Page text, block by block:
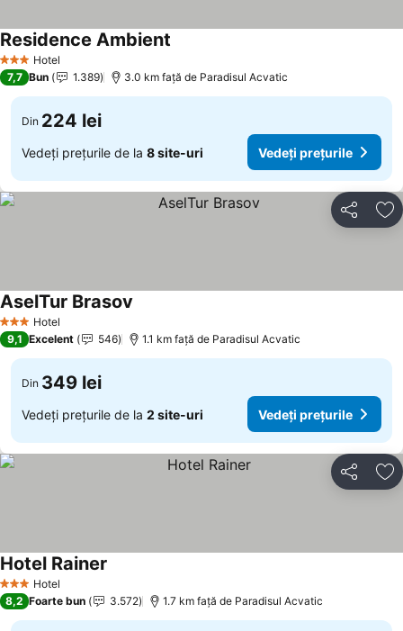
3 SteleHotel
Residence Ambient
7,7 Bun 1.389 3.0 km faţă de Paradisul Acvatic
Din 224 lei
Vedeți prețurile de la 8 site-uri Vedeți prețurile
Distribuiți
3 SteleHotel
AselTur Brasov
9,1 Excelent 546 1.1 km faţă de Paradisul Acvatic
Din 349 lei
Vedeți prețurile de la 2 site-uri Vedeți prețurile
Distribuiți
3 SteleHotel
Hotel Rainer
8,2 Foarte bun 3.572 1.7 km faţă de Paradisul Acvatic